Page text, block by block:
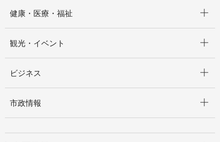
健康・医療・福祉
観光・イベント
ビジネス
市政情報